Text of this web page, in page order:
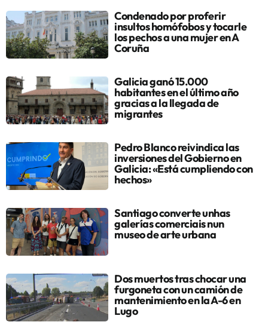
Condenado por proferir
insultos homófobos y tocarle
los pechos a una mujer en A
Coruña
Galicia ganó 15.000
habitantes en el último año
gracias a la llegada de
migrantes
Pedro Blanco reivindica las
inversiones del Gobierno en
Galicia: «Está cumpliendo con
hechos»
Santiago converte unhas
galerías comerciais nun
museo de arte urbana
Dos muertos tras chocar una
furgoneta con un camión de
mantenimiento en la A-6 en
Lugo